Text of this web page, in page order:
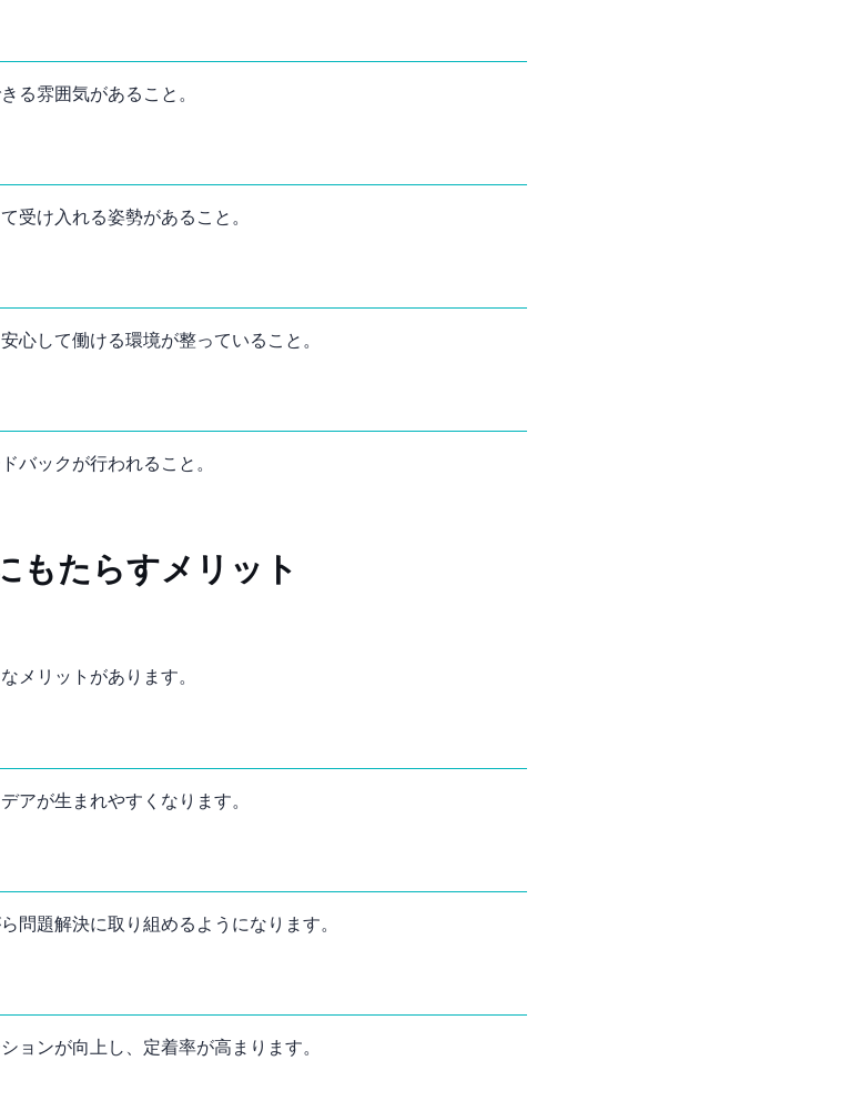
る雰囲気があること。
受け入れる姿勢があること。
心して働ける環境が整っていること。
バックが行われること。
もたらすメリット
メリットがあります。
アが生まれやすくなります。
問題解決に取り組めるようになります。
ョンが向上し、定着率が高まります。